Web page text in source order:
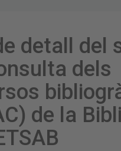
detall del
dels
de la